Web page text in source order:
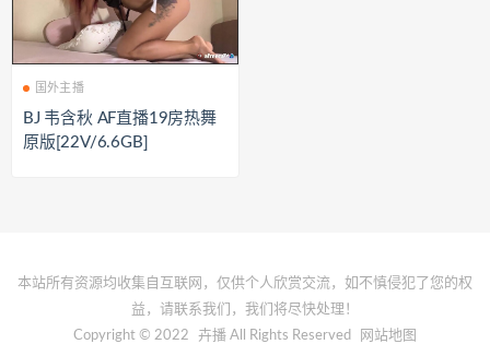
国外主播
BJ 韦含秋 AF直播19房热舞
原版[22V/6.6GB]
本站所有资源均收集自互联网，仅供个人欣赏交流，如不慎侵犯了您的权
益，请联系我们，我们将尽快处理！
Copyright © 2022
卉播 All Rights Reserved 网站地图